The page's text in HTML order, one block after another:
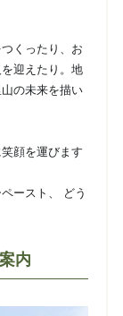
くったり、お
迎えたり。地
の未来を描い
顔を運びます
ースト、 どう
内